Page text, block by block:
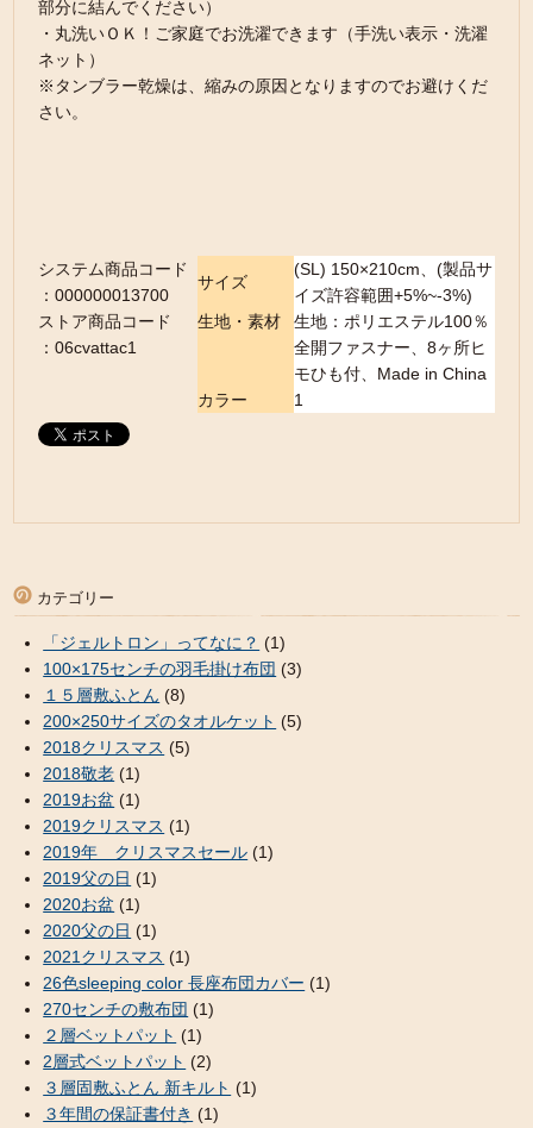
部分に結んでください）
・丸洗いＯＫ！ご家庭でお洗濯できます（手洗い表示・洗濯
ネット）
※タンブラー乾燥は、縮みの原因となりますのでお避けくだ
さい。
サイズ
(SL) 150×210cm、(製品サ
イズ許容範囲+5%~-3%)
生地・素材
生地：ポリエステル100％
全開ファスナー、8ヶ所ヒ
モひも付、Made in China
カラー
1
システム商品コード
：000000013700
ストア商品コード
：06cvattac1
カテゴリー
「ジェルトロン」ってなに？ (1)
100×175センチの羽毛掛け布団 (3)
１５層敷ふとん (8)
200×250サイズのタオルケット (5)
2018クリスマス (5)
2018敬老 (1)
2019お盆 (1)
2019クリスマス (1)
2019年 クリスマスセール (1)
2019父の日 (1)
2020お盆 (1)
2020父の日 (1)
2021クリスマス (1)
26色sleeping color 長座布団カバー (1)
270センチの敷布団 (1)
２層ベットパット (1)
2層式ベットパット (2)
３層固敷ふとん 新キルト (1)
３年間の保証書付き (1)